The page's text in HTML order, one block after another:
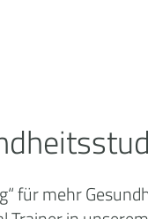
für mehr